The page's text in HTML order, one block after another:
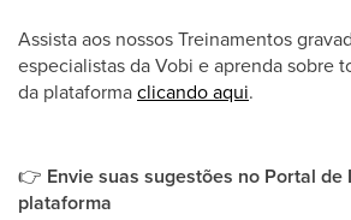
Assista aos nossos Treinamentos
especialistas da Vobi e aprenda sobre
da plataformaclicando aqui.
👉 Envie suas sugestões no Portal de
plataforma